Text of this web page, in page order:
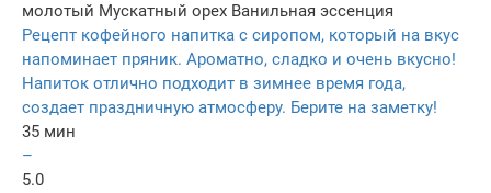
молотый Мускатный орех Ванильная эссенция
Рецепт кофейного напитка с сиропом, который на вкус
напоминает пряник. Ароматно, сладко и очень вкусно!
Напиток отлично подходит в зимнее время года,
создает праздничную атмосферу. Берите на заметку!
35 мин
–
5.0